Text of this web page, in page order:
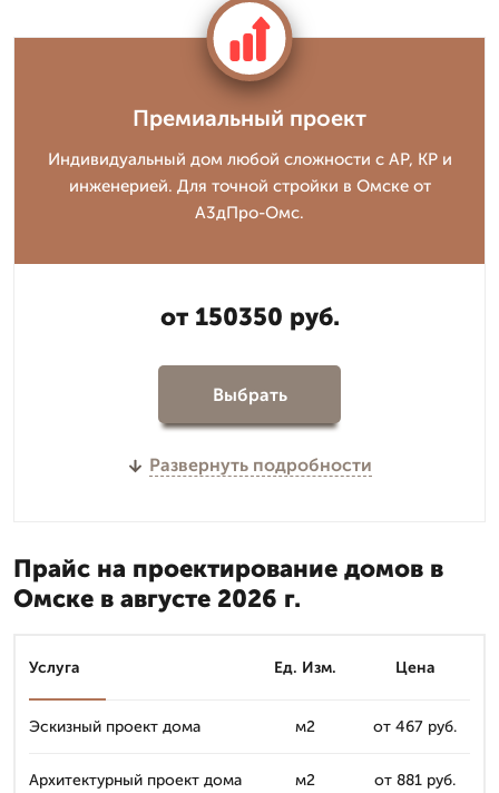
Премиальный проект
Индивидуальный дом любой сложности с АР, КР и
инженерией. Для точной стройки в Омске от
А3дПро-Омс.
от 150350 руб.
Выбрать
Развернуть подробности
Прайс на проектирование домов в
Омске в августе 2026 г.
Услуга Ед. Изм. Цена
Эскизный проект дома м2 от 467 руб.
Архитектурный проект дома м2 от 881 руб.